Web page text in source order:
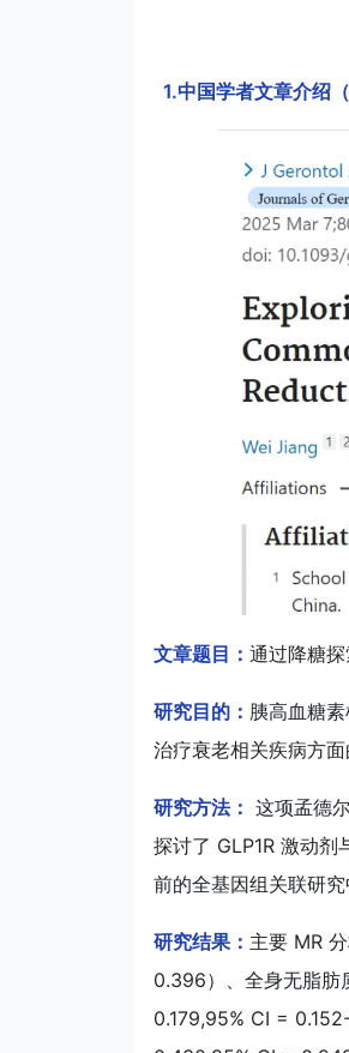
1.中国学者文章介绍（
文章题目： 通过降糖
研究目的： 胰高血糖
治疗衰老相关疾病方
研究方法： 这项孟德
探讨了 GLP1R 激动
前的全基因组关联研究
研究结果： 主要 MR
0.396）、全身无脂
0.179,95% CI =